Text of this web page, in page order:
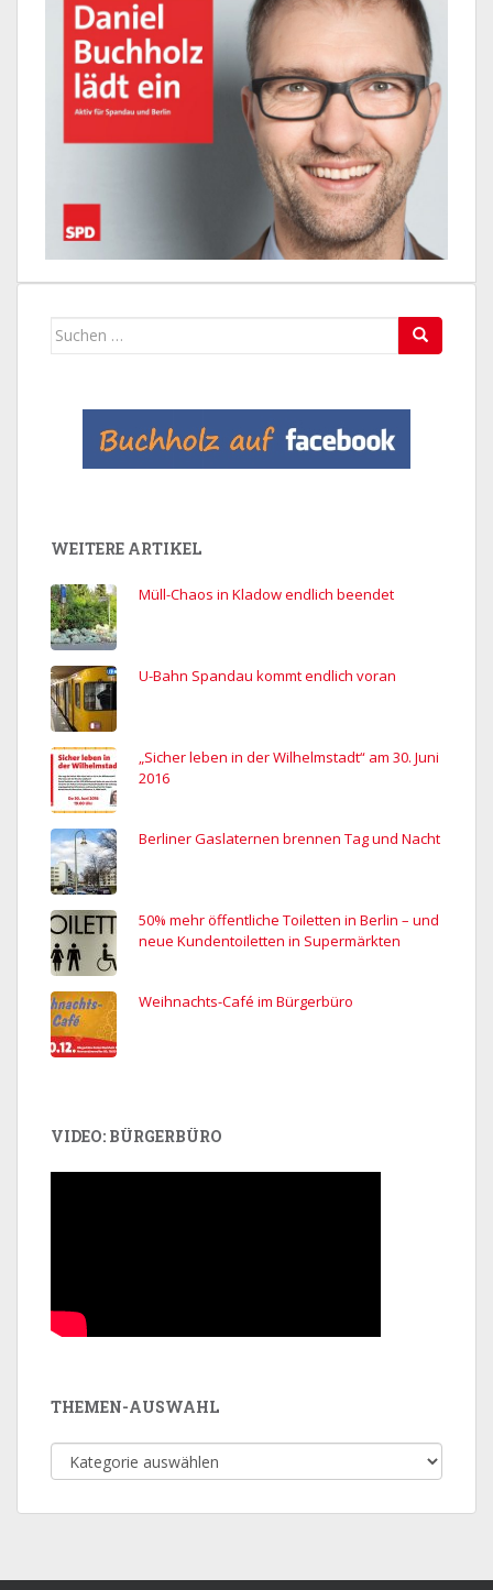
Suchen
WEITERE ARTIKEL
Müll-Chaos in Kladow endlich beendet
U-Bahn Spandau kommt endlich voran
„Sicher leben in der Wilhelmstadt“ am 30. Juni
2016
Berliner Gaslaternen brennen Tag und Nacht
50% mehr öffentliche Toiletten in Berlin – und
neue Kundentoiletten in Supermärkten
Weihnachts-Café im Bürgerbüro
VIDEO: BÜRGERBÜRO
THEMEN-AUSWAHL
Themen-
Auswahl